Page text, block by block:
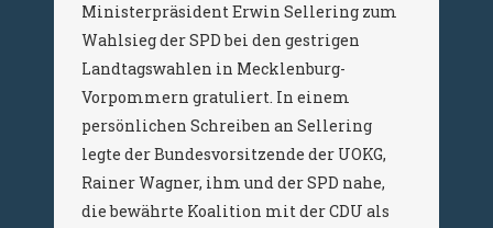
Ministerpräsident Erwin Sellering zum
Wahlsieg der SPD bei den gestrigen
Landtagswahlen in Mecklenburg-
Vorpommern gratuliert. In einem
persönlichen Schreiben an Sellering
legte der Bundesvorsitzende der UOKG,
Rainer Wagner, ihm und der SPD nahe,
die bewährte Koalition mit der CDU als